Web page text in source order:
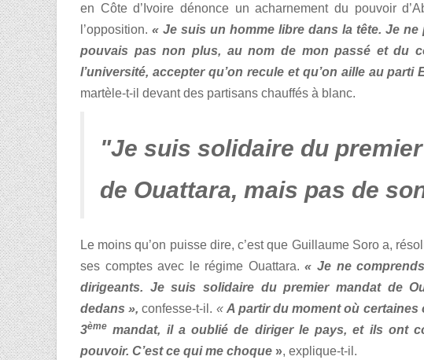
en Côte d’Ivoire dénonce un acharnement du pouvoir
l’opposition. « Je suis un homme libre dans la tête. Je
pouvais pas non plus, au nom de mon passé et du
l’université, accepter qu’on recule et qu’on aille au parti
martèle-t-il devant des partisans chauffés à blanc.
"Je suis solidaire du
de Ouattara, mais pas de
Le moins qu’on puisse dire, c’est que Guillaume Soro a,
ses comptes avec le régime Ouattara.« Je ne
dirigeants. Je suis solidaire du premier mandat de
dedans », confesse-t-il. « A partir du moment où certaines
3ème mandat, il a oublié de diriger le pays, et ils ont
pouvoir. C’est ce qui me choque », explique-t-il.